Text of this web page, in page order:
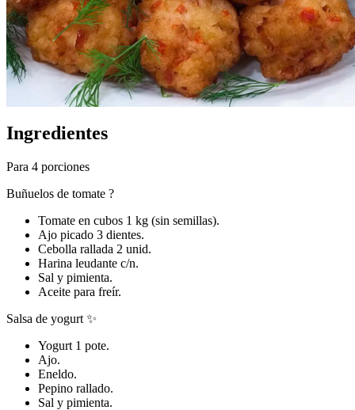
Ingredientes
Para 4 porciones
Buñuelos de tomate ?
Tomate en cubos 1 kg (sin semillas).
Ajo picado 3 dientes.
Cebolla rallada 2 unid.
Harina leudante c/n.
Sal y pimienta.
Aceite para freír.
Salsa de yogurt ✨
Yogurt 1 pote.
Ajo.
Eneldo.
Pepino rallado.
Sal y pimienta.